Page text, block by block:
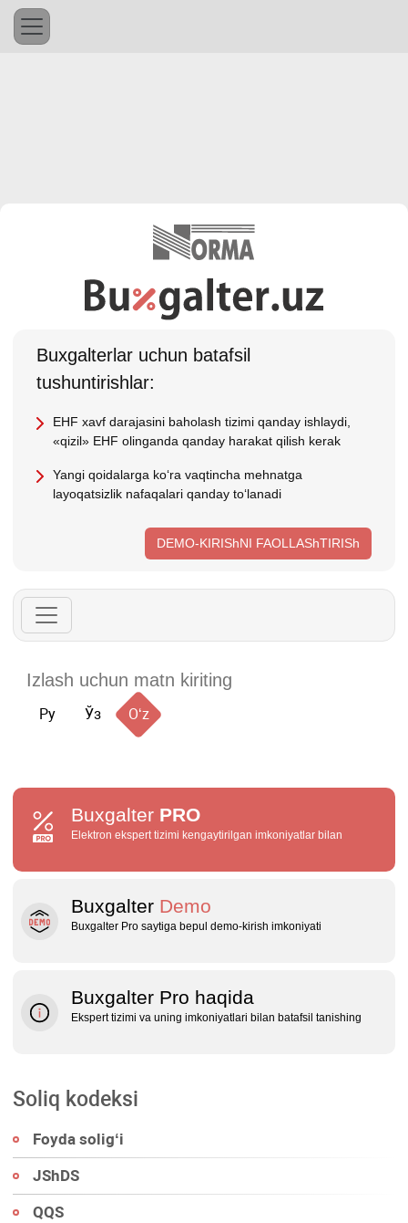
Buхgalterlar uchun batafsil
tushuntirishlar:
EHF хavf darajasini baholash tizimi qanday ishlaydi,
«qizil» EHF olinganda qanday harakat qilish kerak
Yangi qoidalarga koʻra vaqtincha mehnatga
layoqatsizlik nafaqalari qanday toʻlanadi
DEMO-KIRIShNI FAOLLAShTIRISh
Ру Ўз Oʻz
Buxgalter PRO
Elektron ekspert tizimi kengaytirilgan imkoniyatlar bilan
Buxgalter Demo
Buxgalter Pro saytiga bepul demo‑kirish imkoniyati
Buxgalter Pro haqida
Ekspert tizimi va uning imkoniyatlari bilan batafsil tanishing
Soliq kodeksi
Foyda soligʻi
JShDS
QQS